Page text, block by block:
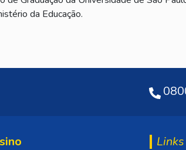
da Educação.
Links